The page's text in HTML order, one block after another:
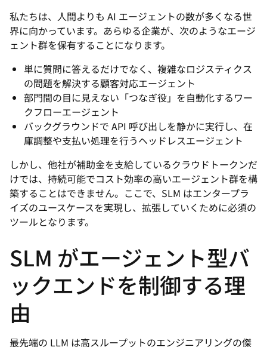
私たちは、人間よりも AI エージェントの数が多くなる世
界に向かっています。あらゆる企業が、次のようなエージ
ェント群を保有することになります。
単に質問に答えるだけでなく、複雑なロジスティクス
の問題を解決する顧客対応エージェント
部門間の目に見えない「つなぎ役」を自動化するワー
クフローエージェント
バックグラウンドで API 呼び出しを静かに実行し、在
庫調整や支払い処理を行うヘッドレスエージェント
しかし、他社が補助金を支給しているクラウドトークンだ
けでは、持続可能でコスト効率の高いエージェント群を構
築することはできません。ここで、SLM はエンタープラ
イズのユースケースを実現し、拡張していくために必須の
ツールとなります。
SLM がエージェント型バ
ックエンドを制御する理
由
最先端の LLM は高スループットのエンジニアリングの傑